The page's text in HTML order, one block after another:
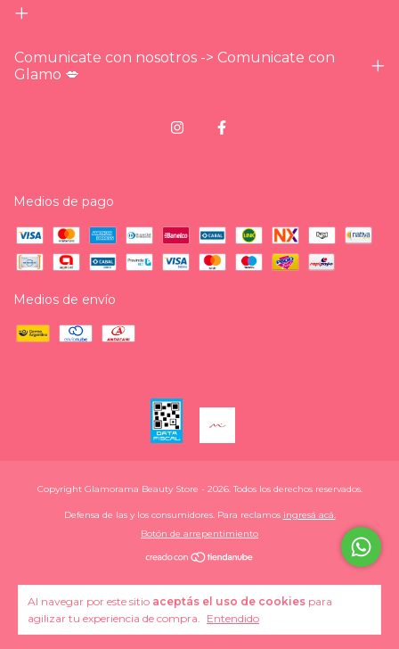
Al navegar por este sitio aceptás el uso de cookies para
agilizar tu experiencia de compra. Entendido
Comunicate con nosotros -> Comunicate con
Glamo 💋
Medios de pago
Medios de envío
Copyright Glamorama Beauty Store - 2026. Todos los derechos reservados.
Defensa de las y los consumidores. Para reclamos ingresá acá.
Botón de arrepentimiento